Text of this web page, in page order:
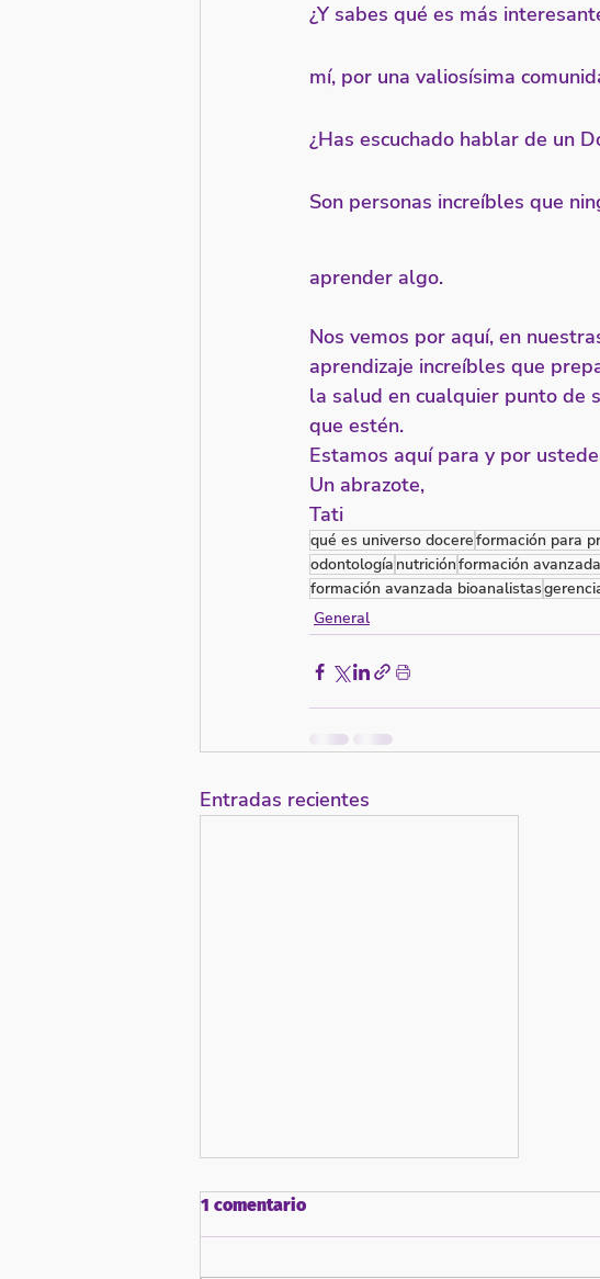
¿Y sabes qué es más
mí, por una valiosísima
¿Has escuchado hablar de un
Son personas increíbles que
aprender algo.
Nos vemos por aquí, en
aprendizaje increíbles que
la salud en cualquier punto de
que estén.
Estamos aquí para y por
Un abrazote,
Tati
qué es universo docereformación para
odontología nutriciónformación
formación avanzada bioanalistas
General
Entradas recientes
1 comentario